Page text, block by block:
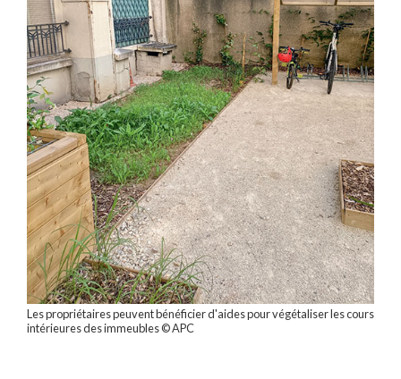
Les propriétaires peuvent bénéficier d'aides pour végétaliser les cours
intérieures des immeubles © APC